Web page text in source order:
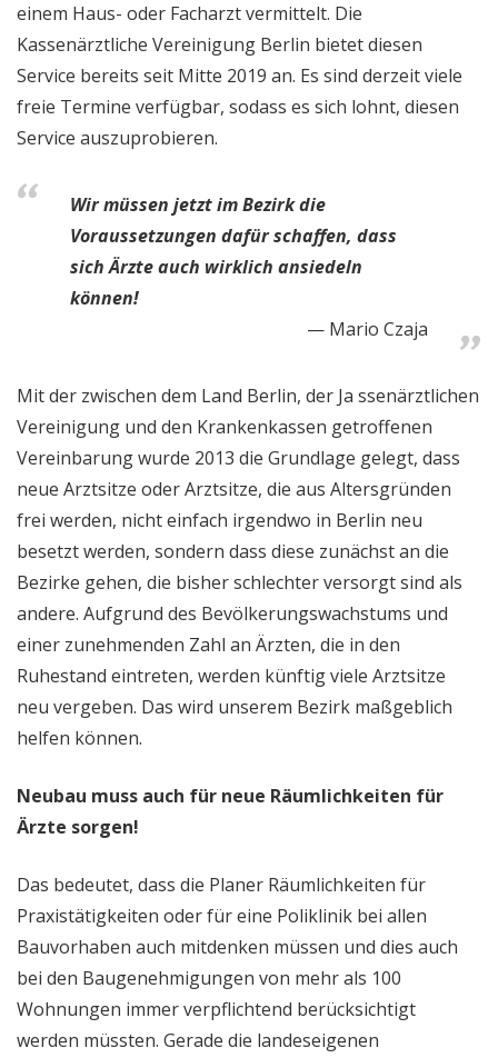
einem Haus- oder Facharzt vermittelt. Die
Kassenärztliche Vereinigung Berlin bietet diesen
Service bereits seit Mitte 2019 an. Es sind derzeit viele
freie Termine verfügbar, sodass es sich lohnt, diesen
Service auszuprobieren.
Wir müssen jetzt im Bezirk die
Voraussetzungen dafür schaffen, dass
sich Ärzte auch wirklich ansiedeln
können!
Mario Czaja
Mit der zwischen dem Land Berlin, der Ja ssenärztlichen
Vereinigung und den Krankenkassen getroffenen
Vereinbarung wurde 2013 die Grundlage gelegt, dass
neue Arztsitze oder Arztsitze, die aus Altersgründen
frei werden, nicht einfach irgendwo in Berlin neu
besetzt werden, sondern dass diese zunächst an die
Bezirke gehen, die bisher schlechter versorgt sind als
andere. Aufgrund des Bevölkerungswachstums und
einer zunehmenden Zahl an Ärzten, die in den
Ruhestand eintreten, werden künftig viele Arztsitze
neu vergeben. Das wird unserem Bezirk maßgeblich
helfen können.
Neubau muss auch für neue Räumlichkeiten für
Ärzte sorgen!
Das bedeutet, dass die Planer Räumlichkeiten für
Praxistätigkeiten oder für eine Poliklinik bei allen
Bauvorhaben auch mitdenken müssen und dies auch
bei den Baugenehmigungen von mehr als 100
Wohnungen immer verpflichtend berücksichtigt
werden müssten. Gerade die landeseigenen